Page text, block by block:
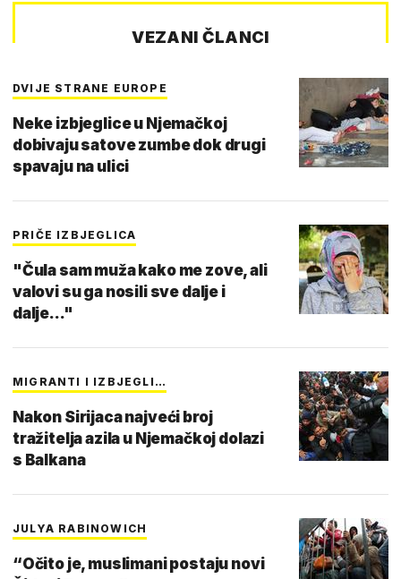
VEZANI ČLANCI
DVIJE STRANE EUROPE
Neke izbjeglice u Njemačkoj
dobivaju satove zumbe dok drugi
spavaju na ulici
PRIČE IZBJEGLICA
"Čula sam muža kako me zove, ali
valovi su ga nosili sve dalje i
dalje..."
MIGRANTI I IZBJEGLI…
Nakon Sirijaca najveći broj
tražitelja azila u Njemačkoj dolazi
s Balkana
JULYA RABINOWICH
“Očito je, muslimani postaju novi